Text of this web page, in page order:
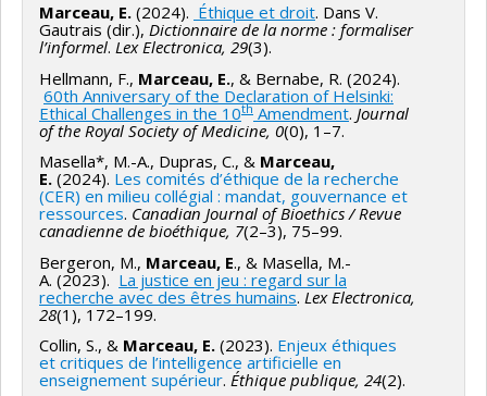
des valeurs, des normes, des principes, des idéaux
propres à une situation pour lui donner sens et
identifier le « bon » comportement à adopter. Notre
projet vise à fournir des balises sur les risques et les
enjeux éthiques relatifs à la conciliation judiciaire. À
terme, il présentera des repères théoriques et
pratiques pour élucider et éviter les principaux écueils
éthiques la matière.
du manque d’écrit sur le sujet, malgré la place
croissante qu’occupe la conciliation judiciaire. Ainsi, ce
renouvelée, plus accessible et plus humaine, dans un
contexte de recherche de « la vie bonne, avec et pour
Marceau, E. (2024). Éthique et droit. Dans V.
Gautrais (dir.), Dictionnaire de la norme : formaliser
l’informel. Lex Electronica, 29(3).
Hellmann, F., Marceau, E., & Bernabe, R. (2024).
60th Anniversary of the Declaration of Helsinki:
Ethical Challenges in the 10th Amendment. Journal
of the Royal Society of Medicine, 0(0), 1–7.
Masella*, M.-A., Dupras, C., & Marceau,
E. (2024). Les comités d’éthique de la recherche
(CER) en milieu collégial : mandat, gouvernance et
ressources. Canadian Journal of Bioethics / Revue
canadienne de bioéthique, 7(2–3), 75–99.
Bergeron, M., Marceau, E., & Masella, M.-
A. (2023). La justice en jeu : regard sur la
recherche avec des êtres humains. Lex Electronica,
28(1), 172–199.
Collin, S., & Marceau, E. (2023). Enjeux éthiques
et critiques de l’intelligence artificielle en
enseignement supérieur. Éthique publique, 24(2).